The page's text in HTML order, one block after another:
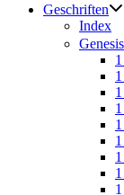
Geschriften
Index
Genesis